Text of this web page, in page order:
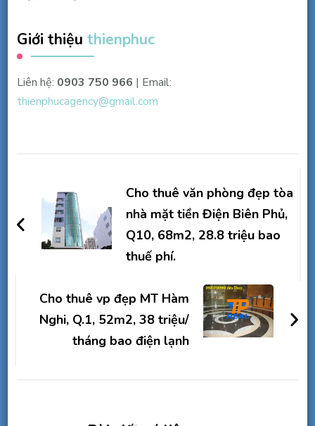
Giới thiệu thienphuc
Liên hệ: 0903 750 966 | Email:
thienphucagency@gmail.com
hướng
bài
viết
Cho thuê văn phòng đẹp tòa
nhà mặt tiền Điện Biên Phủ,
Q10, 68m2, 28.8 triệu bao
thuế phí.
Cho thuê vp đẹp MT Hàm
Nghi, Q.1, 52m2, 38 triệu/
tháng bao điện lạnh